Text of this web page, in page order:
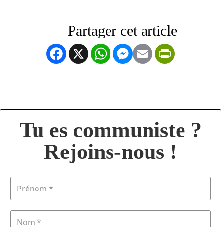
Facebook
X WhatsApp
Messenger
Email
Tu es communiste ?
Rejoins-nous !